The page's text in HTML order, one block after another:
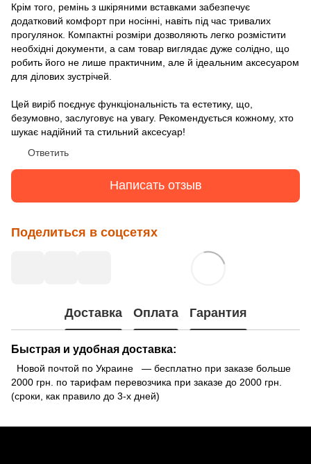
Крім того, ремінь з шкіряними вставками забезпечує
додатковий комфорт при носінні, навіть під час тривалих
прогулянок. Компактні розміри дозволяють легко розмістити
необхідні документи, а сам товар виглядає дуже солідно, що
робить його не лише практичним, але й ідеальним аксесуаром
для ділових зустрічей.
Цей виріб поєднує функціональність та естетику, що,
безумовно, заслуговує на увагу. Рекомендується кожному, хто
шукає надійний та стильний аксесуар!
Ответить
Написать отзыв
Поделиться в соцсетях
Доставка Оплата Гарантия
Быстрая и удобная доставка:
Новой почтой по Украине — бесплатно при заказе больше
2000 грн. по тарифам перевозчика при заказе до 2000 грн.
(сроки, как правило до 3-х дней)